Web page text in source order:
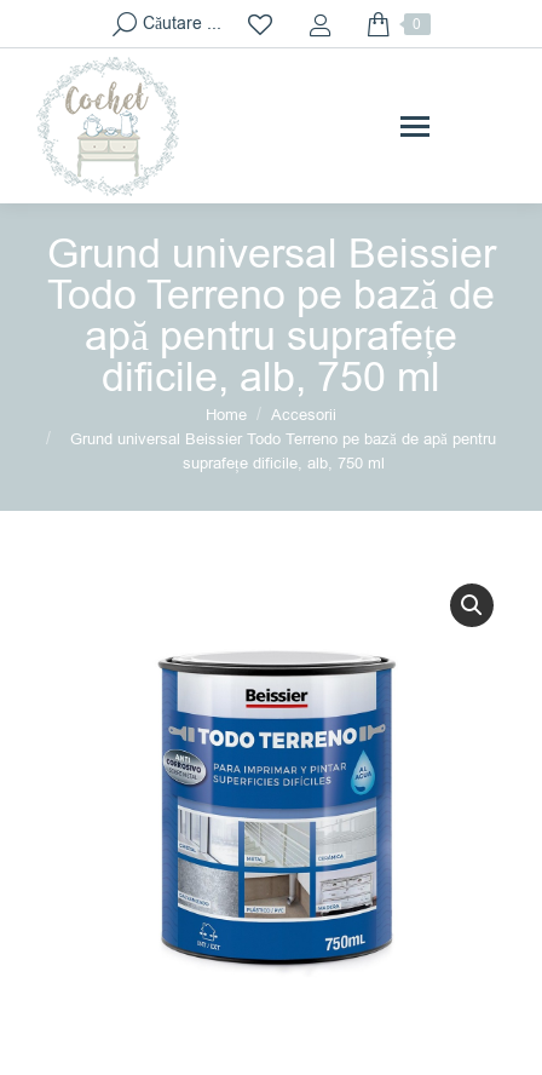
Search:Căutare ... 0
Grund universal Beissier
Todo Terreno pe bază de
apă pentru suprafețe
dificile, alb, 750 ml
Home
Accesorii
Grund universal Beissier Todo Terreno pe bază de apă pentru
suprafețe dificile, alb, 750 ml